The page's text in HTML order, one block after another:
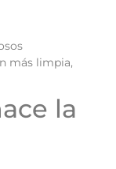
más limpia,
la